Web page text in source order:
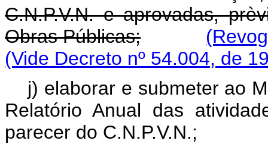
C.N.P.V.N. e aprovadas,
Obras Públicas;
(Vide Decreto nº 54.004, de
j) elaborar e submeter ao
Relatório Anual das
parecer do C.N.P.V.N.;